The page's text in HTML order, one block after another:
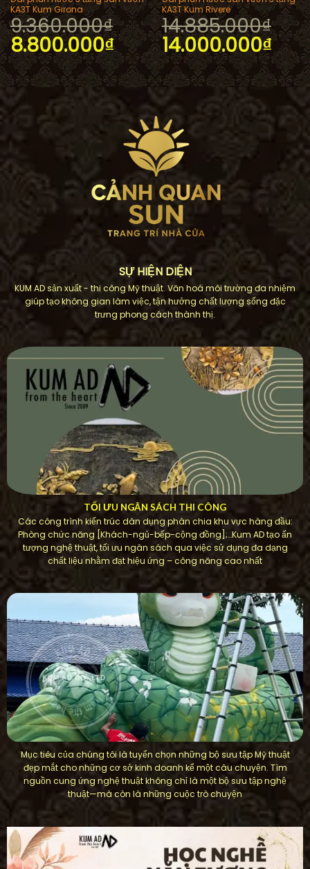
KA3T Kum Girona
9.360.000₫
Giá
gốc
là:
9.360.000₫.
8.800.000₫Giá
hiện
tại
là:
8.800.000₫.
KA3T Kum Rivere
14.885.000₫
Giá
gốc
là:
14.885.000₫.
14.000.000₫Giá
tại
là:
SỰ HIỆN DIỆN
KUM AD sản xuất - thi công Mỹ thuật. Văn hoá môi trường đa nhiệm
giúp tạo không gian làm việc, tận hưởng chất lượng sống đặc
trưng phong cách thành thị.
TỐI ƯU NGÂN SÁCH THI CÔNG
Các công trình kiến ​​trúc dân dụng phân chia khu vực hàng đầu:
Phòng chức năng [Khách-ngủ-bếp-cộng đồng];…Kum AD tạo ấn
tượng nghệ thuật, tối ưu ngân sách qua việc sử dụng đa dạng
chất liệu nhằm đạt hiệu ứng – công năng cao nhất
Mục tiêu của chúng tôi là tuyển chọn những bộ sưu tập Mỹ thuật
đẹp mắt cho những cơ sở kinh doanh kể một câu chuyện. Tìm
nguồn cung ứng nghệ thuật không chỉ là một bộ sưu tập nghệ
thuật—mà còn là những cuộc trò chuyện